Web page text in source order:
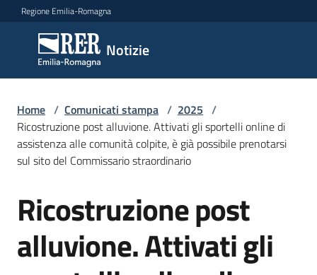
Vai al contenuto
Vai alla navigazione
Vai al footer
Regione Emilia-Romagna
Notizie
Notizie
Comunicati
stampa
Menu selezionato
Cerca
comunicato
Risorse
Home / Comunicati stampa / 2025 /
Ricostruzione post alluvione. Attivati gli sportelli online di
assistenza alle comunità colpite, è già possibile prenotarsi
sul sito del Commissario straordinario
Salta al contenuto
Ricostruzione post
alluvione. Attivati gli